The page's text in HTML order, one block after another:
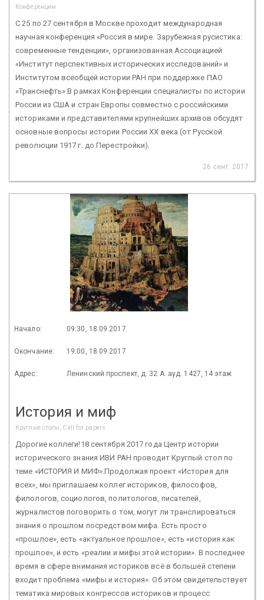
Конференции
С 25 по 27 сентября в Москве проходит международная
научная конференция «Россия в мире. Зарубежная русистика:
современные тенденции», организованная Ассоциацией
«Институт перспективных исторических исследований» и
Институтом всеобщей истории РАН при поддержке ПАО
«Транснефть».В рамках Конференции специалисты по истории
России из США и стран Европы совместно с российскими
историками и представителями крупнейших архивов обсудят
основные вопросы истории России ХХ века (от Русской
революции 1917 г. до Перестройки).
26 сент. 2017
Начало: 09:30, 18.09.2017
Окончание: 19:00, 18.09.2017
Адрес: Ленинский проспект, д. 32 А. ауд. 1427, 14 этаж
История и миф
Круглые столы, Call for papers
Дорогие коллеги!18 сентября 2017 года Центр истории
исторического знания ИВИ РАН проводит Круглый стол по
теме «ИСТОРИЯ И МИФ».Продолжая проект «История для
всех», мы приглашаем коллег историков, философов,
филологов, социологов, политологов, писателей,
журналистов поговорить о том, могут ли транслироваться
знания о прошлом посредством мифа. Есть просто
«прошлое», есть «актуальное прошлое», есть «история как
прошлое», и есть «реалии и мифы этой истории». В последнее
время в сфере внимания историков всё в большей степени
входит проблема «мифы и история». Об этом свидетельствует
тематика мировых конгрессов историков и процесс